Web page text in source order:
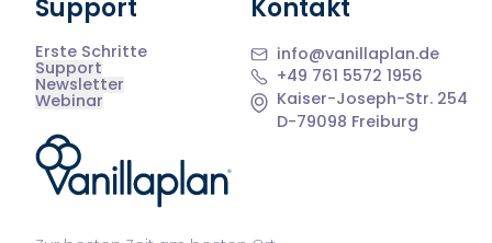
®
Support
Erste Schritte
Support
Newsletter
Webinar
Kontakt
info@vanillaplan.de
+49 761 5572 1956
Kaiser-Joseph-Str. 254
D-79098 Freiburg